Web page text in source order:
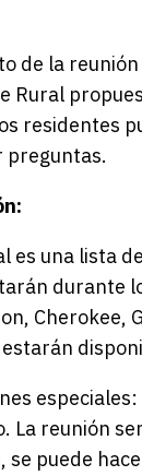
de la
Rural
residentes
preguntas.
es una lista
durante
Cherokee,
La reunión
puede